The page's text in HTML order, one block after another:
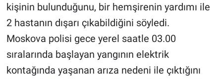
kişinin bulunduğunu, bir hemşirenin yardımı ile
2 hastanın dışarı çıkabildiğini söyledi.
Moskova polisi gece yerel saatle 03.00
sıralarında başlayan yangının elektrik
kontağında yaşanan arıza nedeni ile çıktığını